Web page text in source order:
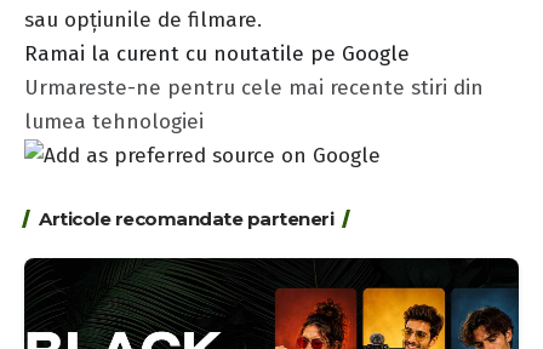
sau opțiunile de filmare.
Ramai la curent cu noutatile pe Google
Urmareste-ne pentru cele mai recente stiri din
lumea tehnologiei
Articole recomandate parteneri